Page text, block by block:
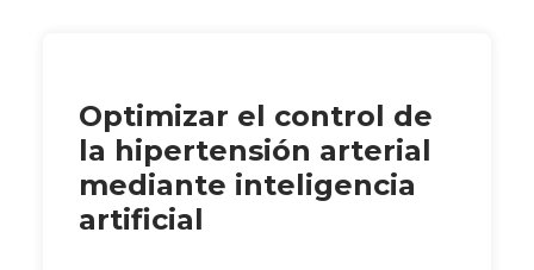
Optimizar el control de
la hipertensión arterial
mediante inteligencia
artificial